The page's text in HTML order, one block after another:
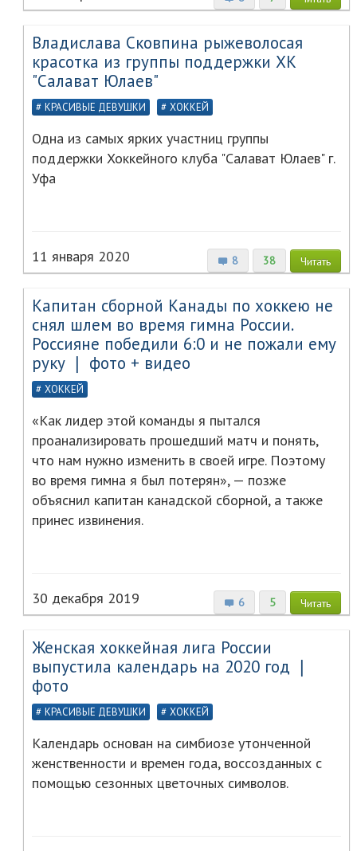
Владислава Сковпина рыжеволосая
красотка из группы поддержки ХК
"Салават Юлаев"
КРАСИВЫЕ ДЕВУШКИ ХОККЕЙ
Одна из самых ярких участниц группы
поддержки Хоккейного клуба "Салават Юлаев" г.
Уфа
8 38 Читать
11 января 2020
Капитан сборной Канады по хоккею не
снял шлем во время гимна России.
Россияне победили 6:0 и не пожали ему
руку ❘ фото + видео
ХОККЕЙ
«Как лидер этой команды я пытался
проанализировать прошедший матч и понять,
что нам нужно изменить в своей игре. Поэтому
во время гимна я был потерян», — позже
объяснил капитан канадской сборной, а также
принес извинения.
6 5 Читать
30 декабря 2019
Женская хоккейная лига России
выпустила календарь на 2020 год ❘
фото
КРАСИВЫЕ ДЕВУШКИ ХОККЕЙ
Календарь основан на симбиозе утонченной
женственности и времен года, воссозданных с
помощью сезонных цветочных символов.